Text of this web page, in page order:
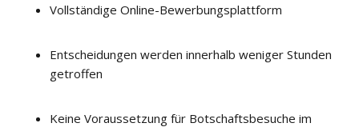
Vollständige Online-Bewerbungsplattform
Entscheidungen werden innerhalb weniger Stunden
getroffen
Keine Voraussetzung für Botschaftsbesuche im